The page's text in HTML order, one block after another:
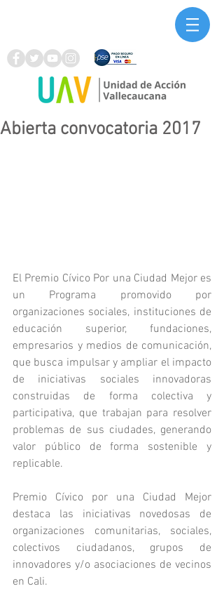
Abierta convocatoria 2017
El Premio Cívico Por una Ciudad Mejor es
un Programa promovido por
organizaciones sociales, instituciones de
educación superior, fundaciones,
empresarios y medios de comunicación,
que busca impulsar y ampliar el impacto
de iniciativas sociales innovadoras
construidas de forma colectiva y
participativa, que trabajan para resolver
problemas de sus ciudades, generando
valor público de forma sostenible y
replicable.
Premio Cívico por una Ciudad Mejor
destaca las iniciativas novedosas de
organizaciones comunitarias, sociales,
colectivos ciudadanos, grupos de
innovadores y/o asociaciones de vecinos
en Cali.